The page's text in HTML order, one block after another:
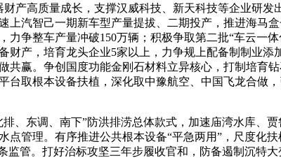
产高质量成长，支撑汉威科技、新天科技等企业研发
上汽智己一期新车型产量提拔、二期投产，推进海马
争整车产量冲破150万辆；积极争取第二批“车云一体
产，培育龙头企业5家以上，力争规上配备制制业添
赢。争创国度功能金刚石材料立异核心，打制培育
取根本设备扶植，深化取中豫航空、中国飞龙合做
东调、南下”防洪排涝总体款式，加速庙湾水库、贾
管理。有序推进公共根本设备“平急两用”，尺度化
管。打好治标攻坚三年步履收官和，防备遏制沉特大